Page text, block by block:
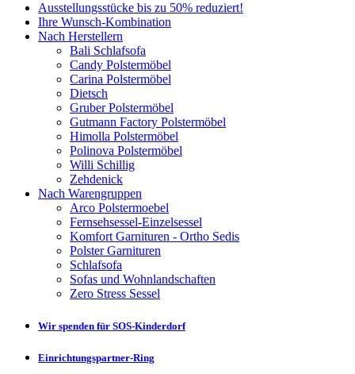
Ausstellungsstücke bis zu 50% reduziert!
Ihre Wunsch-Kombination
Nach Herstellern
Bali Schlafsofa
Candy Polstermöbel
Carina Polstermöbel
Dietsch
Gruber Polstermöbel
Gutmann Factory Polstermöbel
Himolla Polstermöbel
Polinova Polstermöbel
Willi Schillig
Zehdenick
Nach Warengruppen
Arco Polstermoebel
Fernsehsessel-Einzelsessel
Komfort Garnituren - Ortho Sedis
Polster Garnituren
Schlafsofa
Sofas und Wohnlandschaften
Zero Stress Sessel
Wir spenden für SOS-Kinderdorf
Einrichtungspartner-Ring